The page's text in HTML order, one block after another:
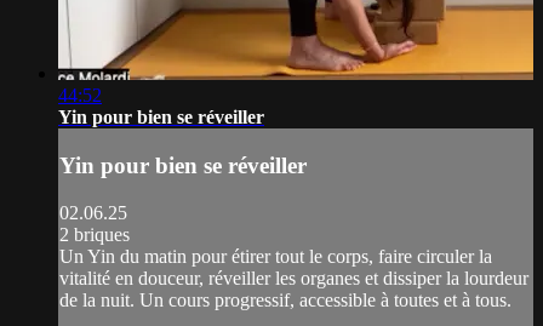
44:52
Yin pour bien se réveiller
Yin pour bien se réveiller
02.06.25
2 briques
Un Yin du matin pour étirer tout le corps, faire circuler la
vitalité en douceur, réveiller les organes et dissiper la lourdeur
de la nuit. Un cours progressif, accessible à toutes et à tous.